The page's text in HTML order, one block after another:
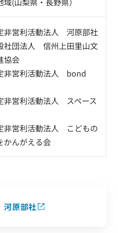
非営利活動法人 河原部社
社団法人 信州上田里山文
協会
非営利活動法人 bond
非営利活動法人 スペース
非営利活動法人 こどもの
かんがえる会
原部社